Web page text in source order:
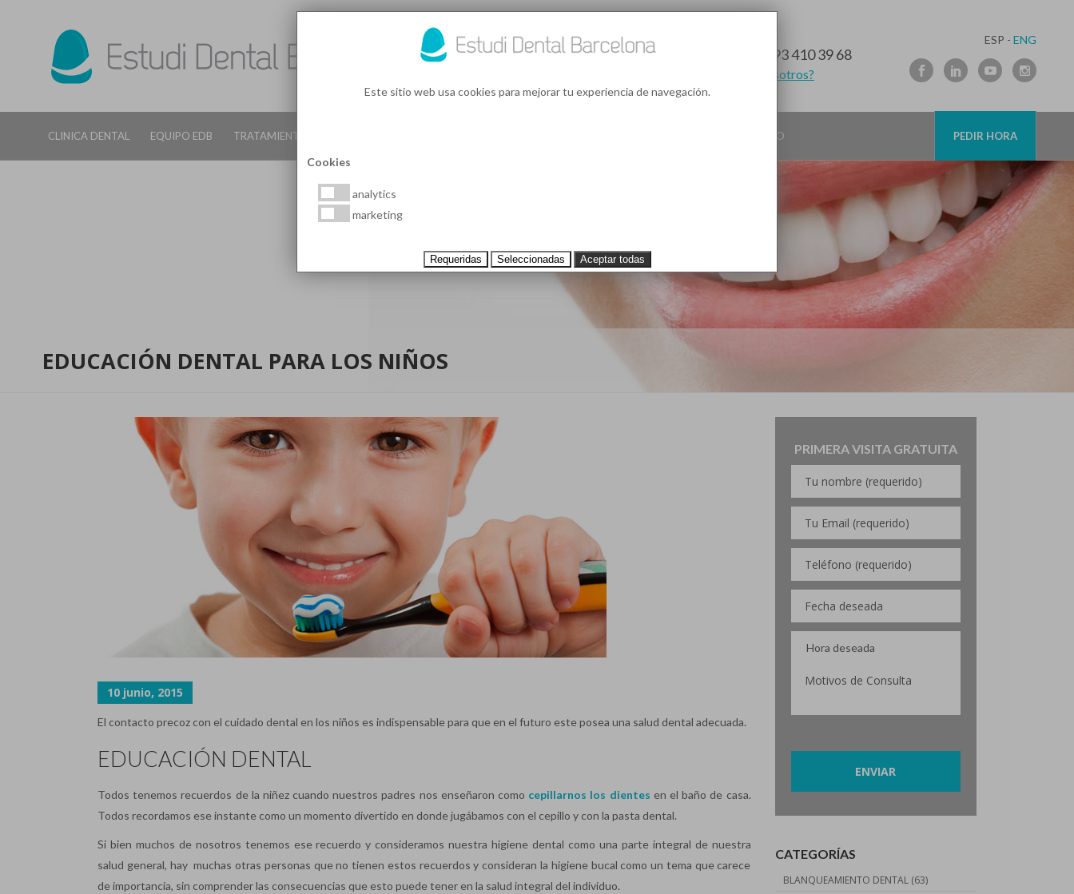
93 410 39 68
¿Te llamamos nosotros?
ESP - ENG
CLINICA DENTAL EQUIPO EDB TRATAMIENTOS DENTALES EN BARCELONA CONTACTO PEDIR HORA
EDUCACIÓN DENTAL PARA LOS NIÑOS
10 junio, 2015
El contacto precoz con el cuidado dental en los niños es indispensable para que en el futuro este posea una salud dental adecuada.
EDUCACIÓN DENTAL
Todos tenemos recuerdos de la niñez cuando nuestros padres nos enseñaron como cepillarnos los dientes en el baño de casa.
Todos recordamos ese instante como un momento divertido en donde jugábamos con el cepillo y con la pasta dental.
Si bien muchos de nosotros tenemos ese recuerdo y consideramos nuestra higiene dental como una parte integral de nuestra
salud general, hay muchas otras personas que no tienen estos recuerdos y consideran la higiene bucal como un tema que carece
de importancia, sin comprender las consecuencias que esto puede tener en la salud integral del individuo.
PRIMERA VISITA GRATUITA
CATEGORÍAS
BLANQUEAMIENTO DENTAL(63)
Este sitio web usa cookies para mejorar tu experiencia de navegación.
Cookies
analytics
marketing
Requeridas Seleccionadas Aceptar todas